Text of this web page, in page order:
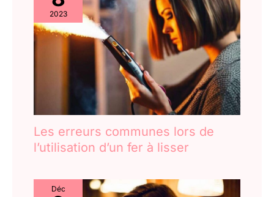
2023
Les erreurs communes lors de
l’utilisation d’un fer à lisser
Déc